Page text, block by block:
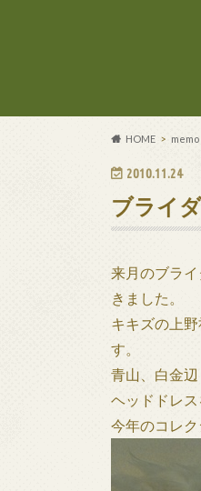
HOME memo
2010.11.24
ブライ
来月のブラ
きました。
キキズの上
す。
青山、白金
ヘッドドレ
今年のコレ